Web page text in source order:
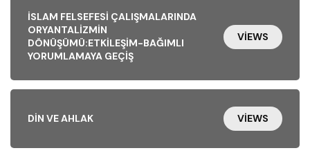
İSLAM FELSEFESI ÇALIŞMALARINDA
ORYANTALIZMIN
DÖNÜŞÜMÜ:ETKILEŞIM-BAĞIMLI
YORUMLAMAYA GEÇIŞ
VIEWS
DIN VE AHLAK VIEWS